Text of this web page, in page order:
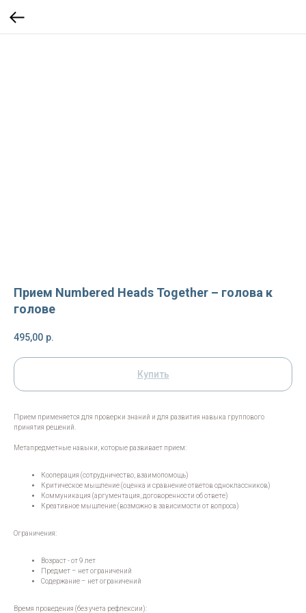
Прием Numbered Heads Together – голова к
голове
495,00 р.
Купить
Прием применяется для проверки знаний и для развития навыка группового
принятия решений.
Метапредметные навыки, которые развивает прием:
Кооперация (сотрудничество, взаимопомощь)
Критическое мышление (оценка и сравнение ответов одноклассников)
Коммуникация (аргументация, договоренности об ответе)
Креативное мышление (возможно в зависимости от вопроса)
Ограничения:
Возраст - от 9 лет
Предмет – нет ограничений
Содержание – нет ограничений
Время проведения (без учета рефлексии):